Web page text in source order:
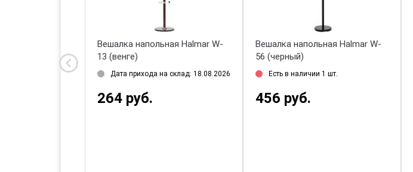
Вешалка напольная Halmar W-
13 (венге)
Дата прихода на склад: 18.08.2026
264 руб.
Вешалка напольная Halmar W-
56 (черный)
Есть в наличии 1 шт.
456 руб.